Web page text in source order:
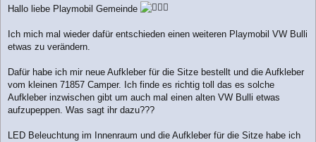
i
r
g
Hallo liebe Playmobil Gemeinde
Ich mich mal wieder dafür entschieden einen weiteren Playmobil VW Bulli
etwas zu verändern.
Dafür habe ich mir neue Aufkleber für die Sitze bestellt und die Aufkleber
vom kleinen 71857 Camper. Ich finde es richtig toll das es solche
Aufkleber inzwischen gibt um auch mal einen alten VW Bulli etwas
aufzupeppen. Was sagt ihr dazu???
LED Beleuchtung im Innenraum und die Aufkleber für die Sitze habe ich